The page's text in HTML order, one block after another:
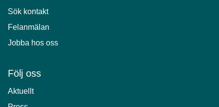
Sök kontakt
Felanmälan
Jobba hos oss
Följ oss
Aktuellt